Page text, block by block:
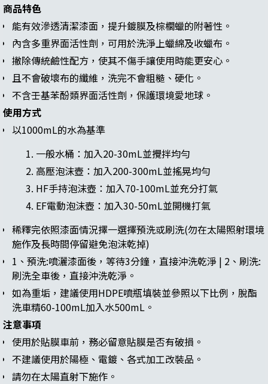
商品特色
能有效滲透清潔漆面，提升鍍膜及棕櫚蠟的附著性。
內含多重界面活性劑，可用於洗淨上蠟綿及收蠟布。
撇除傳統鹼性配方，使其不傷手讓使用時能更安心。
且不會破壞布的纖維，洗完不會粗糙、硬化。
不含壬基苯酚類界面活性劑，保護環境愛地球。
使用方式
以1000mL的水為基準
一般水桶：加入20-30mL並攪拌均勻
高壓泡沫壺：加入200-300mL並搖晃均勻
HF手持泡沫壺：加入70-100mL並充分打氣
EF電動泡沫壺：加入30-50mL並開機打氣
稀釋完依照漆面情況擇一選擇預洗或刷洗(勿在太陽照射環境
施作及長時間停留避免泡沫乾掉)
1、預洗:噴灑漆面後，等待3分鐘，直接沖洗乾淨 | 2、刷洗:
刷洗全車後，直接沖洗乾淨。
如為重垢，建議使用HDPE噴瓶填裝並參照以下比例，脫酯
洗車精60-100mL加入水500mL。
注意事項
使用於貼膜車前，務必留意貼膜是否有破損。
不建議使用於陽極、電鍍、各式加工改裝品。
請勿在太陽直射下施作。